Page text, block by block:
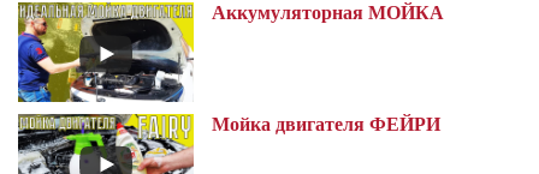
Аккумуляторная МОЙКА
Мойка двигателя ФЕЙРИ